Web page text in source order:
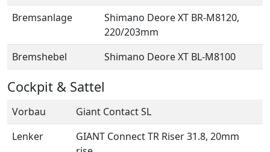
Bremsanlage
Shimano Deore XT BR-M8120,
220/203mm
Bremshebel
Shimano Deore XT BL-M8100
Cockpit & Sattel
Vorbau
Giant Contact SL
Lenker
GIANT Connect TR Riser 31.8, 20mm